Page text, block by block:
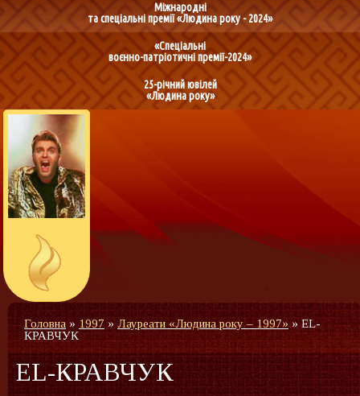
Міжнародні
та спеціальні премії «Людина року - 2024»
«Спеціальні
воєнно-патріотичні премії-2024»
25-річний ювілей
«Людина року»
Головна »1997»Лауреати «Людина року – 1997»»EL-
КРАВЧУК
EL-КРАВЧУК